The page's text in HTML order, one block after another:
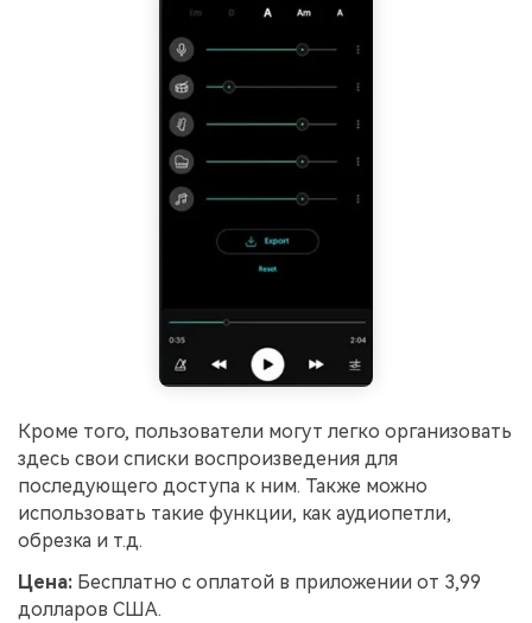
Кроме того, пользователи могут легко организовать
здесь свои списки воспроизведения для
последующего доступа к ним. Также можно
использовать такие функции, как аудиопетли,
обрезка и т.д.
Цена: Бесплатно с оплатой в приложении от 3,99
долларов США.